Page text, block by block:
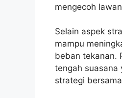
mengecoh
Selain aspek
mampu
beban tekanan.
tengah suasana
strategi